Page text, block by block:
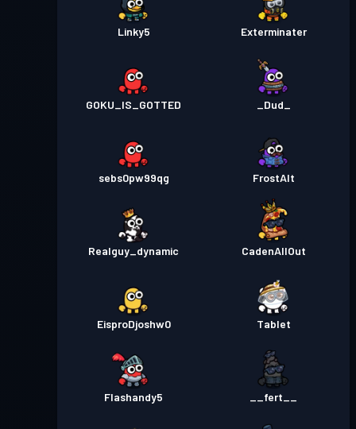
Linky5 Exterminater
GOKU_IS_GOTTED _Dud_
sebs0pw99qg FrostAlt
Realguy_dynamic CadenAllOut
EisproDjoshw0 Tablet
Flashandy5 __fert__